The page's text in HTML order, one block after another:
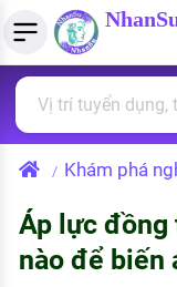
Tìm việc làm
Việc làm ngành
Việc làm lương
Quản lý CV
Tải CV lên
Tạo CV trực
Tính lương
Tính thuế thu
Tính trợ cấp thất
PHÁP LUẬT VIỆT
Văn bản pháp
PHÁP LUẬT LAO
Lao động và
/ Khám phá
Áp lực đồng
nào để biến